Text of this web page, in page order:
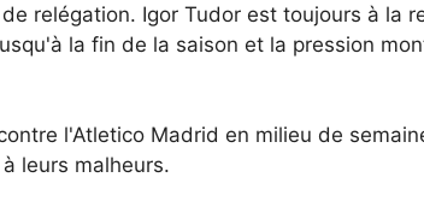
relégation. Igor Tudor est toujours à la
la fin de la saison et la pression
l'Atletico Madrid en milieu de
leurs malheurs.